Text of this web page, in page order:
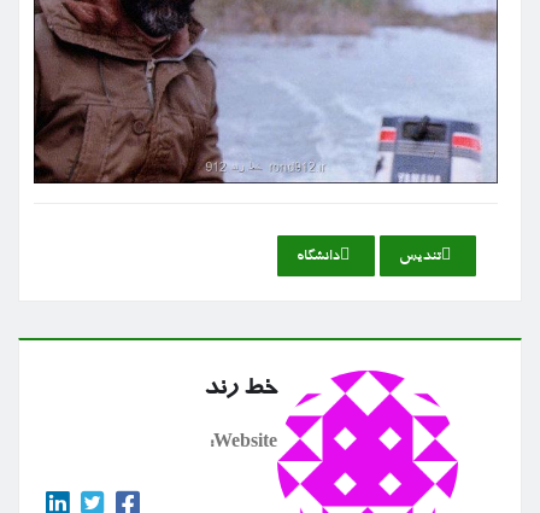
تندیس دانشگاه
خط رند
Website: